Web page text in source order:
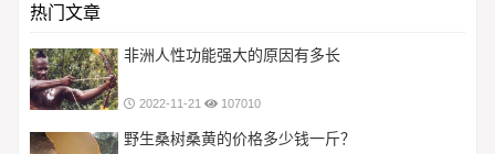
热门文章
非洲人性功能强大的原因有多长
2022-11-21 107010
野生桑树桑黄的价格多少钱一斤？